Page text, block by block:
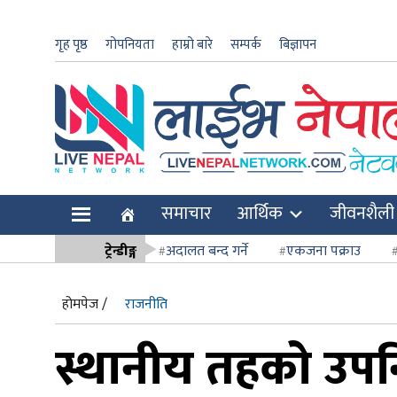
गृह पृष्ठ गोपनियता हाम्रो बारे सम्पर्क बिज्ञापन
समाचार आर्थिक जीवनशैली
ट्रेन्डीङ्ग अदालत बन्द गर्ने
एकजना पक्राउ
होमपेज /
राजनीति
स्थानीय तहको